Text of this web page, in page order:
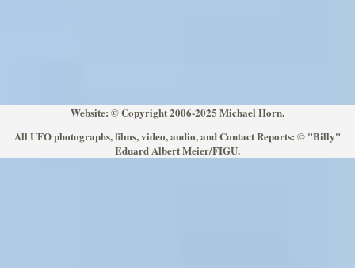
Website: © Copyright 2006-2025 Michael Horn.
All UFO photographs, films, video, audio, and Contact Reports: © "Billy"
Eduard Albert Meier/FIGU.